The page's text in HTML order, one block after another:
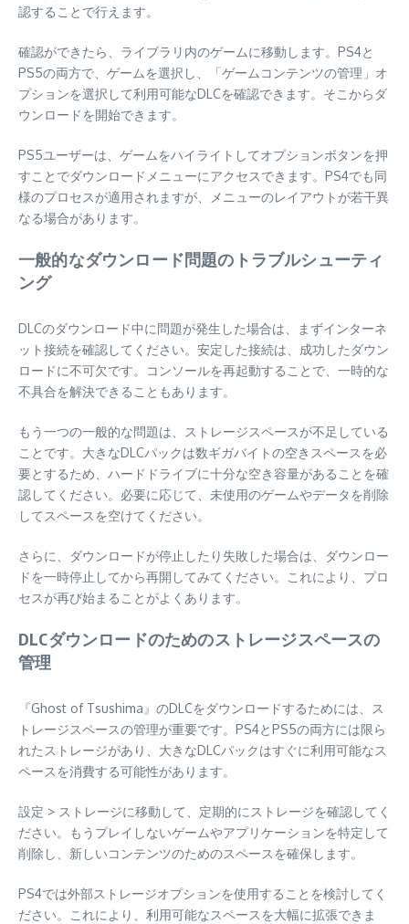
認することで行えます。
確認ができたら、ライブラリ内のゲームに移動します。PS4と
PS5の両方で、ゲームを選択し、「ゲームコンテンツの管理」オ
プションを選択して利用可能なDLCを確認できます。そこからダ
ウンロードを開始できます。
PS5ユーザーは、ゲームをハイライトしてオプションボタンを押
すことでダウンロードメニューにアクセスできます。PS4でも同
様のプロセスが適用されますが、メニューのレイアウトが若干異
なる場合があります。
一般的なダウンロード問題のトラブルシューティ
ング
DLCのダウンロード中に問題が発生した場合は、まずインターネ
ット接続を確認してください。安定した接続は、成功したダウン
ロードに不可欠です。コンソールを再起動することで、一時的な
不具合を解決できることもあります。
もう一つの一般的な問題は、ストレージスペースが不足している
ことです。大きなDLCパックは数ギガバイトの空きスペースを必
要とするため、ハードドライブに十分な空き容量があることを確
認してください。必要に応じて、未使用のゲームやデータを削除
してスペースを空けてください。
さらに、ダウンロードが停止したり失敗した場合は、ダウンロー
ドを一時停止してから再開してみてください。これにより、プロ
セスが再び始まることがよくあります。
DLCダウンロードのためのストレージスペースの
管理
『Ghost of Tsushima』のDLCをダウンロードするためには、ス
トレージスペースの管理が重要です。PS4とPS5の両方には限ら
れたストレージがあり、大きなDLCパックはすぐに利用可能なス
ペースを消費する可能性があります。
設定 > ストレージに移動して、定期的にストレージを確認してく
ださい。もうプレイしないゲームやアプリケーションを特定して
削除し、新しいコンテンツのためのスペースを確保します。
PS4では外部ストレージオプションを使用することを検討してく
ださい。これにより、利用可能なスペースを大幅に拡張できま